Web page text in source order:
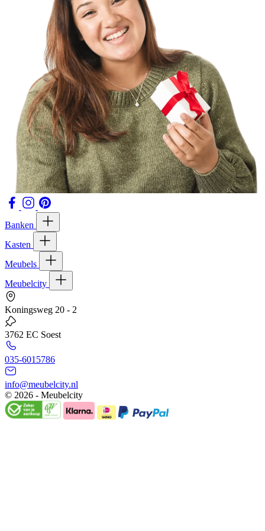
Banken
Kasten
Meubels
Meubelcity
Koningsweg 20 - 2
3762 EC Soest
035-6015786
info@meubelcity.nl
© 2026 - Meubelcity